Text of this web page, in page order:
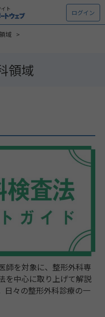
ト ログイン
域
領域
師を対象に、整形外科専
を中心に取り上げて解説
日々の整形外科診療の一